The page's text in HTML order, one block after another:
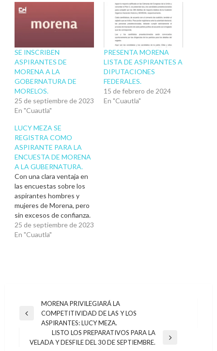
SE INSCRIBEN
ASPIRANTES DE
MORENA A LA
GOBERNATURA DE
MORELOS.
25 de septiembre de 2023
En "Cuautla"
PRESENTA MORENA
LISTA DE ASPIRANTES A
DIPUTACIONES
FEDERALES.
15 de febrero de 2024
En "Cuautla"
LUCY MEZA SE
REGISTRA COMO
ASPIRANTE PARA LA
ENCUESTA DE MORENA
A LA GUBERNATURA.
Con una clara ventaja en
las encuestas sobre los
aspirantes hombres y
mujeres de Morena, pero
sin excesos de confianza.
“El día de hoy me registré
como aspirante a la
25 de septiembre de 2023
En "Cuautla"
Navegación
de
entradas
Entrada
anterior
MORENA PRIVILEGIARÁ LA
COMPETITIVIDAD DE LAS Y LOS
ASPIRANTES: LUCY MEZA.
Entrada
LISTO LOS PREPARATIVOS PARA LA
VELADA Y DESFILE DEL 30 DE SEPTIEMBRE.